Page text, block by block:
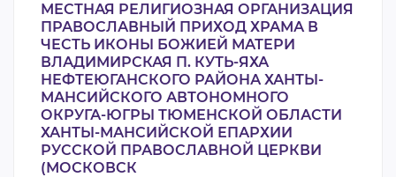
МЕСТНАЯ РЕЛИГИОЗНАЯ ОРГАНИЗАЦИЯ
ПРАВОСЛАВНЫЙ ПРИХОД ХРАМА В
ЧЕСТЬ ИКОНЫ БОЖИЕЙ МАТЕРИ
ВЛАДИМИРСКАЯ П. КУТЬ-ЯХА
НЕФТЕЮГАНСКОГО РАЙОНА ХАНТЫ-
МАНСИЙСКОГО АВТОНОМНОГО
ОКРУГА-ЮГРЫ ТЮМЕНСКОЙ ОБЛАСТИ
ХАНТЫ-МАНСИЙСКОЙ ЕПАРХИИ
РУССКОЙ ПРАВОСЛАВНОЙ ЦЕРКВИ
(МОСКОВСК